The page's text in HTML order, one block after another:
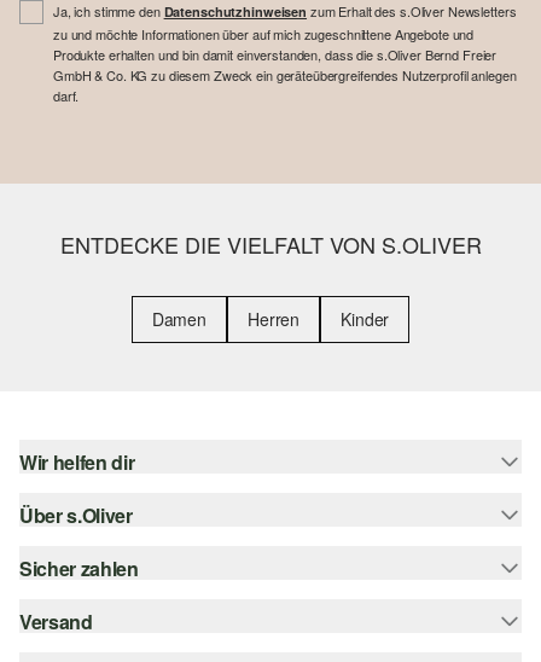
Ja, ich stimme den Datenschutzhinweisen zum Erhalt des s.Oliver Newsletters
zu und möchte Informationen über auf mich zugeschnittene Angebote und
Produkte erhalten und bin damit einverstanden, dass die s.Oliver Bernd Freier
GmbH & Co. KG zu diesem Zweck ein geräteübergreifendes Nutzerprofil anlegen
darf.
ENTDECKE DIE VIELFALT VON S.OLIVER
Damen Herren Kinder
Wir helfen dir
Hilfe & FAQ
Größenberatung
Über s.Oliver
s.Oliver Magazin
Whatsapp
Sicher zahlen
Rechnung
Versand